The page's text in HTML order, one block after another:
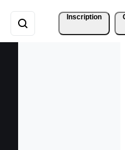
Inscription